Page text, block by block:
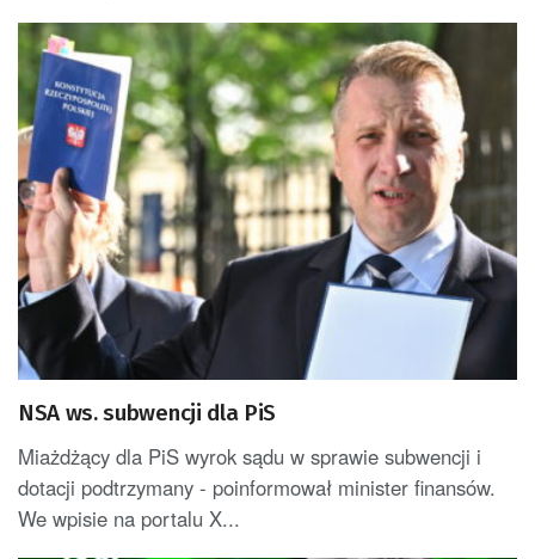
NSA ws. subwencji dla PiS
Miażdżący dla PiS wyrok sądu w sprawie subwencji i
dotacji podtrzymany - poinformował minister finansów.
We wpisie na portalu X...